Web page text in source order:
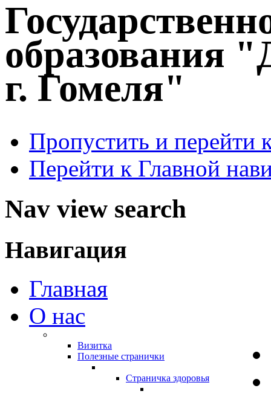
образования
г. Гомеля"
Пропустить и перейти
Перейти к Главной
Nav view search
Навигация
Главная
О нас
Визитка
Полезные странички
Страничка здоровья